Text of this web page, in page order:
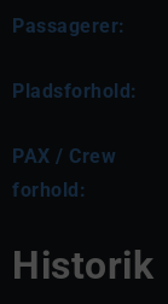
Passagerer:
Pladsforhold:
PAX / Crew
forhold:
Historik